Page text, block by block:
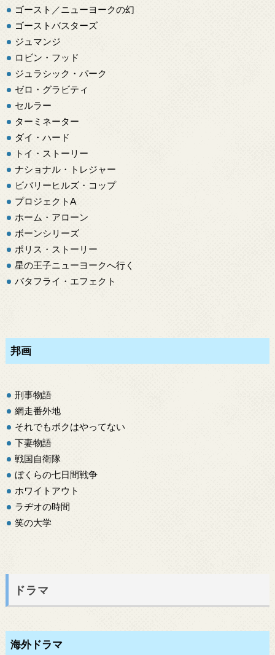
ゴースト／ニューヨークの幻
ゴーストバスターズ
ジュマンジ
ロビン・フッド
ジュラシック・パーク
ゼロ・グラビティ
セルラー
ターミネーター
ダイ・ハード
トイ・ストーリー
ナショナル・トレジャー
ビバリーヒルズ・コップ
プロジェクトA
ホーム・アローン
ボーンシリーズ
ポリス・ストーリー
星の王子ニューヨークへ行く
バタフライ・エフェクト
邦画
刑事物語
網走番外地
それでもボクはやってない
下妻物語
戦国自衛隊
ぼくらの七日間戦争
ホワイトアウト
ラヂオの時間
笑の大学
ドラマ
海外ドラマ